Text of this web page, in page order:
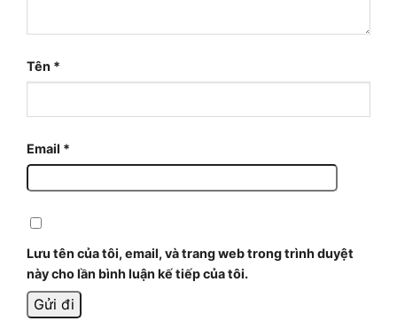
Tên *
Email *
Lưu tên của tôi, email, và trang web trong trình duyệt
này cho lần bình luận kế tiếp của tôi.